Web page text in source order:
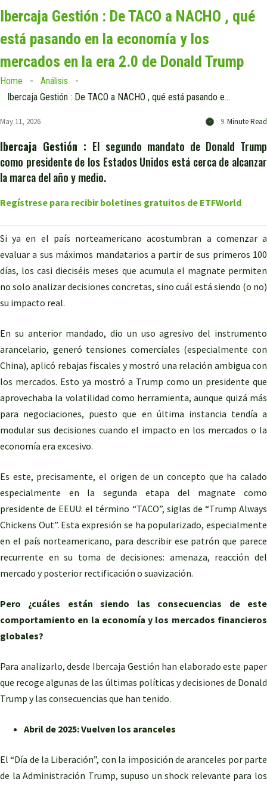
Ibercaja Gestión : De TACO a NACHO , qué
está pasando en la economía y los
mercados en la era 2.0 de Donald Trump
Home
Análisis
Ibercaja Gestión : De TACO a NACHO , qué está pasando en la economía y los mercados en la era 2.0 de Donald Trump
May 11, 2026 9 Minute Read
Ibercaja Gestión : El segundo mandato de Donald Trump
como presidente de los Estados Unidos está cerca de alcanzar
la marca del año y medio.
Regístrese para recibir boletines gratuitos de ETFWorld
Si ya en el país norteamericano acostumbran a comenzar a
evaluar a sus máximos mandatarios a partir de sus primeros 100
días, los casi dieciséis meses que acumula el magnate permiten
no solo analizar decisiones concretas, sino cuál está siendo (o no)
su impacto real.
En su anterior mandado, dio un uso agresivo del instrumento
arancelario, generó tensiones comerciales (especialmente con
China), aplicó rebajas fiscales y mostró una relación ambigua con
los mercados. Esto ya mostró a Trump como un presidente que
aprovechaba la volatilidad como herramienta, aunque quizá más
para negociaciones, puesto que en última instancia tendía a
modular sus decisiones cuando el impacto en los mercados o la
economía era excesivo.
Es este, precisamente, el origen de un concepto que ha calado
especialmente en la segunda etapa del magnate como
presidente de EEUU: el término “TACO”, siglas de “Trump Always
Chickens Out”. Esta expresión se ha popularizado, especialmente
en el país norteamericano, para describir ese patrón que parece
recurrente en su toma de decisiones: amenaza, reacción del
mercado y posterior rectificación o suavización.
Pero ¿cuáles están siendo las consecuencias de este
comportamiento en la economía y los mercados financieros
globales?
Para analizarlo, desde Ibercaja Gestión han elaborado este paper
que recoge algunas de las últimas políticas y decisiones de Donald
Trump y las consecuencias que han tenido.
Abril de 2025: Vuelven los aranceles
El “Día de la Liberación”, con la imposición de aranceles por parte
de la Administración Trump, supuso un shock relevante para los